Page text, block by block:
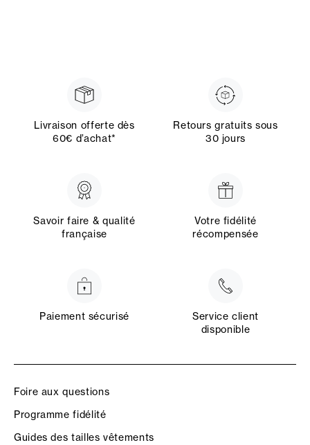
Livraison offerte dès
60€ d’achat*
Retours gratuits sous
30 jours
Savoir faire & qualité
française
Votre fidélité
récompensée
Paiement sécurisé
Service client
disponible
Foire aux questions
Programme fidélité
Guides des tailles vêtements